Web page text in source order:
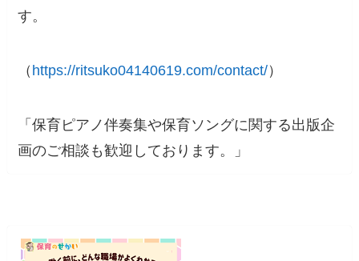
す。
（ https://ritsuko04140619.com/contact/）
「保育ピアノ伴奏集や保育ソングに関する出版企
画のご相談も歓迎しております。」